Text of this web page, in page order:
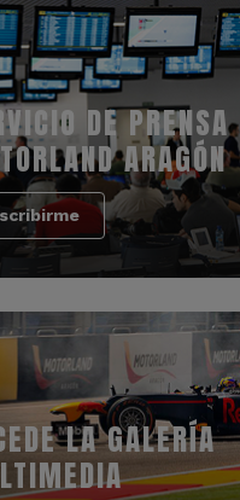
DE PRENSA
ARAGÓN
LA GALERÍA